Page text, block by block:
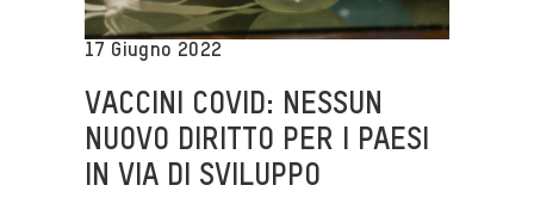
17 Giugno 2022
VACCINI COVID: NESSUN
NUOVO DIRITTO PER I PAESI
IN VIA DI SVILUPPO